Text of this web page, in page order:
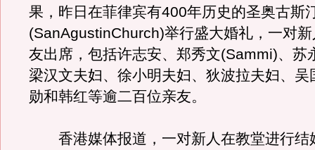
果，昨日在菲律宾有400年历史的圣奥古斯
(SanAgustinChurch)举行盛大婚礼，一对
友出席，包括许志安、郑秀文(Sammi)、苏
梁汉文夫妇、徐小明夫妇、狄波拉夫妇、吴
勋和韩红等逾二百位亲友。
香港媒体报道，一对新人在教堂进行结